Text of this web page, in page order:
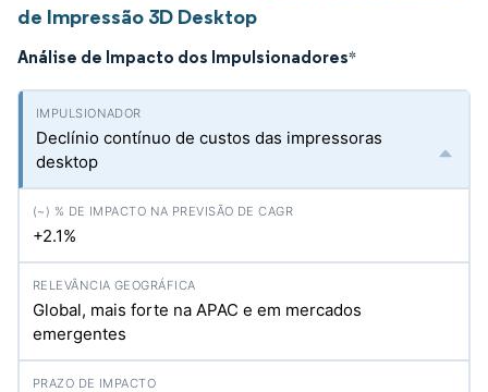
de Impressão 3D Desktop
Análise de Impacto dos Impulsionadores*
Declínio contínuo de custos das impressoras
desktop
+2.1%
Global, mais forte na APAC e em mercados
emergentes